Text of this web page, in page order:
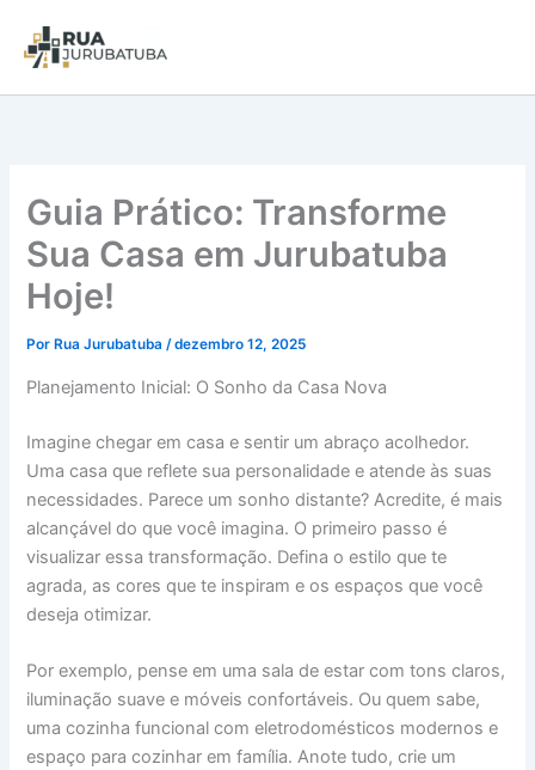
Guia Prático: Transforme
Sua Casa em Jurubatuba
Hoje!
Por Rua Jurubatuba/dezembro 12, 2025
Planejamento Inicial: O Sonho da Casa Nova
Imagine chegar em casa e sentir um abraço acolhedor.
Uma casa que reflete sua personalidade e atende às suas
necessidades. Parece um sonho distante? Acredite, é mais
alcançável do que você imagina. O primeiro passo é
visualizar essa transformação. Defina o estilo que te
agrada, as cores que te inspiram e os espaços que você
deseja otimizar.
Por exemplo, pense em uma sala de estar com tons claros,
iluminação suave e móveis confortáveis. Ou quem sabe,
uma cozinha funcional com eletrodomésticos modernos e
espaço para cozinhar em família. Anote tudo, crie um